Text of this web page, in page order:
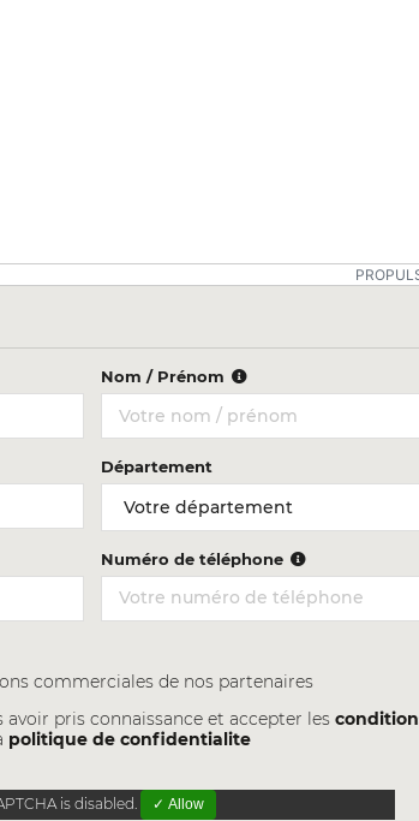
Nom / Prénom
Département
Numéro de téléphone
commerciales de nos partenaires
avoir pris connaissance et accepter les
politique de confidentialite
is disabled. ✓ Allow